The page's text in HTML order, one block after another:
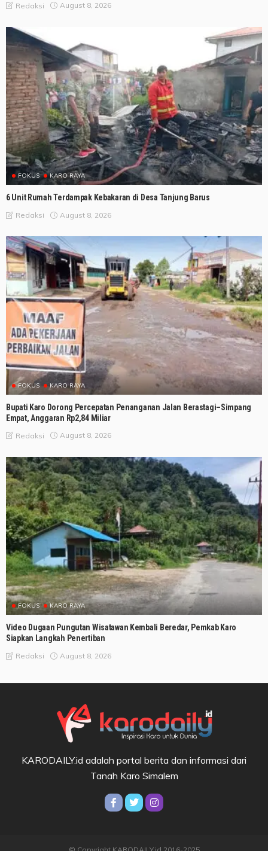
Redaksi August 8, 2026
FOKUS KARO RAYA
6 Unit Rumah Terdampak Kebakaran di Desa Tanjung Barus
Redaksi August 8, 2026
FOKUS KARO RAYA
Bupati Karo Dorong Percepatan Penanganan Jalan Berastagi–Simpang
Empat, Anggaran Rp2,84 Miliar
Redaksi August 8, 2026
FOKUS KARO RAYA
Video Dugaan Pungutan Wisatawan Kembali Beredar, Pemkab Karo
Siapkan Langkah Penertiban
Redaksi August 8, 2026
KARODAILY.id adalah portal berita dan informasi dari
Tanah Karo Simalem